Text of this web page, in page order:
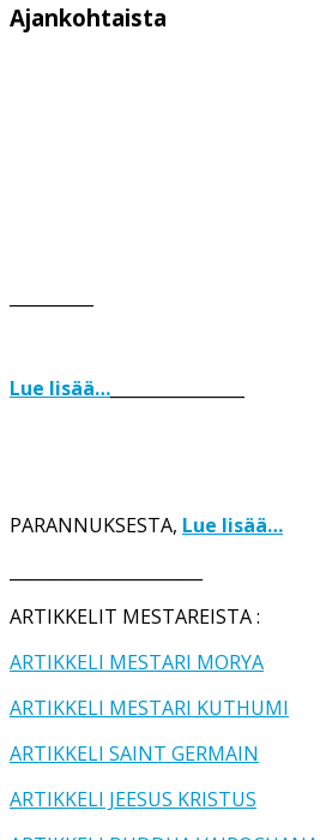
Ajankohtaista
Lue lisää…
PARANNUKSESTA, Lue lisää…
ARTIKKELIT MESTAREISTA :
ARTIKKELI MESTARI MORYA
ARTIKKELI MESTARI KUTHUMI
ARTIKKELI SAINT GERMAIN
ARTIKKELI JEESUS KRISTUS